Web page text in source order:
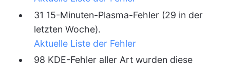
31 15-Minuten-Plasma-Fehler (29 in der
letzten Woche).
Aktuelle Liste der Fehler
98 KDE-Fehler aller Art wurden diese